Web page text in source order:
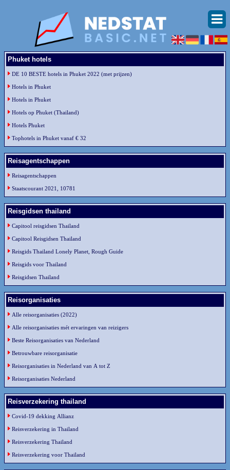
Phuket hotels
DE 10 BESTE hotels in Phuket 2022 (met prijzen)
Hotels in Phuket
Hotels in Phuket
Hotels op Phuket (Thailand)
Hotels Phuket
Tophotels in Phuket vanaf € 32
Reisagentschappen
Reisagentschappen
Staatscourant 2021, 10781
Reisgidsen thailand
Capitool reisgidsen Thailand
Capitool Reisgidsen Thailand
Reisgids Thailand Lonely Planet, Rough Guide
Reisgids voor Thailand
Reisgidsen Thailand
Reisorganisaties
Alle reisorganisaties (2022)
Alle reisorganisaties mét ervaringen van reizigers
Beste Reisorganisaties van Nederland
Betrouwbare reisorganisatie
Reisorganisaties in Nederland van A tot Z
Reisorganisaties Nederland
Reisverzekering thailand
Covid-19 dekking Allianz
Reisverzekering in Thailand
Reisverzekering Thailand
Reisverzekering voor Thailand